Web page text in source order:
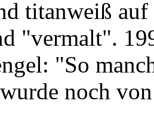
titanweiß
"vermalt".
"So
noch